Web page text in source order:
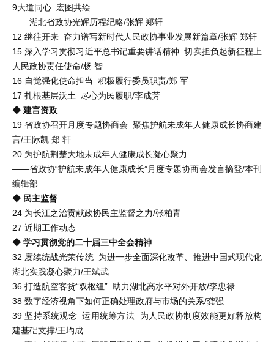
9大道同心 宏图共绘
——湖北省政协光辉历程纪略/张辉 郑轩
12 继往开来 奋力谱写新时代人民政协事业发展新篇章/张辉 郑轩
15 深入学习贯彻习近平总书记重要讲话精神 切实担负起新征程上
人民政协责任使命/杨 智
16 自觉强化使命担当 积极履行委员职责/郑 军
17 扎根基层沃土 尽心为民履职/李成芳
◆ 建言资政
19 省政协召开月度专题协商会 聚焦护航未成年人健康成长协商建
言/王际凯 郑 轩
20 为护航荆楚大地未成年人健康成长凝心聚力
——省政协“护航未成年人健康成长”月度专题协商会发言摘登/本刊
编辑部
◆ 民主监督
24 为长江之治贡献政协民主监督之力/张柏青
27 近期工作动态
◆ 学习贯彻党的二十届三中全会精神
32 赓续统战光荣传统 为进一步全面深化改革、推进中国式现代化
湖北实践凝心聚力/王斌武
36 打造航空客货“双枢纽” 助力湖北高水平对外开放/李忠禄
38 数字经济视角下如何正确处理政府与市场的关系/龚强
39 坚持系统观念 运用统筹方法 为人民政协制度效能更好释放构
建基础支撑/王均成